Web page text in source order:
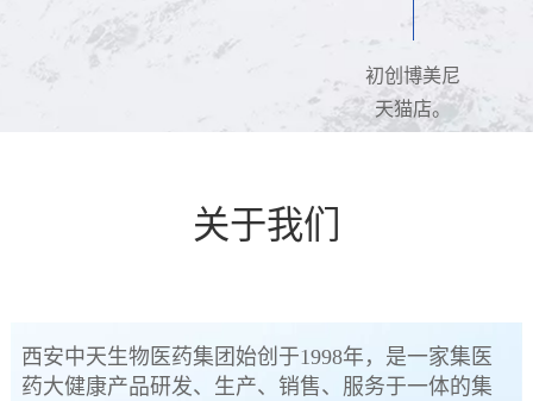
初创博美尼
天猫店。
关于我们
西安中天生物医药集团始创于1998年，是一家集医
药大健康产品研发、生产、销售、服务于一体的集